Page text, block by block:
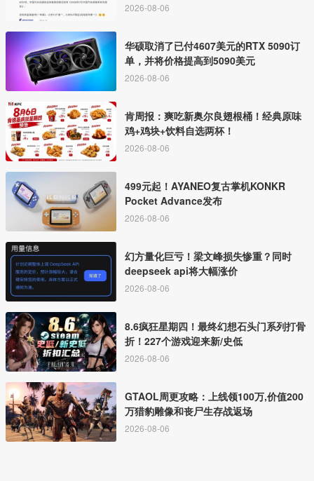
2026-08-06
华硕取消了已付4607美元的RTX 5090订
单，并将价格提高到5090美元
2026-08-06
肯周报：爽吃新奥尔良翅根桶！经典原味
鸡+鸡块+饮料自选两杯！
2026-08-06
499元起！AYANEO复古掌机KONKR
Pocket Advance发布
2026-08-06
幻方量化巨亏！梁文峰损失惨重？同时
deepseek api将大幅涨价
2026-08-06
8.6疯狂星期四！最终幻想石头门系列打骨
折！227个游戏迎来新/史低
2026-08-06
GTAOL周更攻略：上线领100万,价值200
万猎豹雕像和丧尸生存战返场
2026-08-06